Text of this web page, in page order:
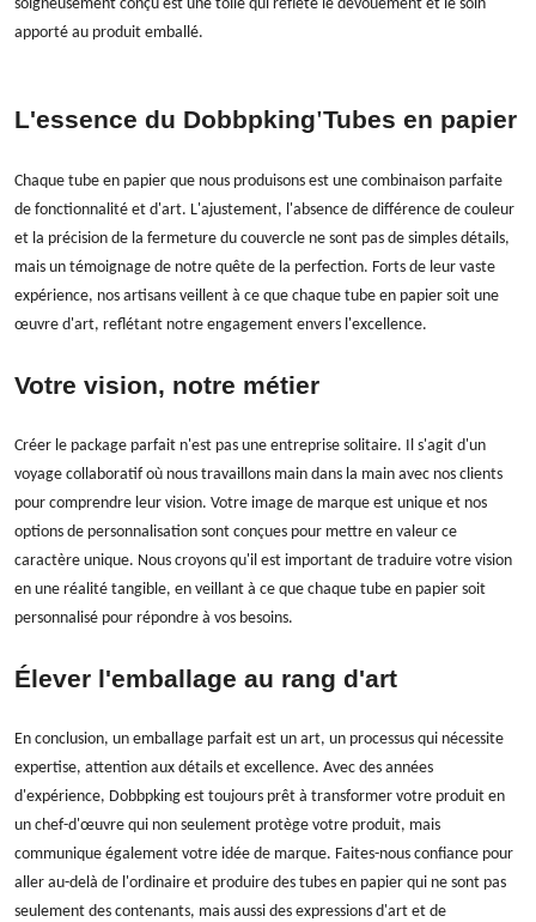
soigneusement conçu est une toile qui reflète le dévouement et le soin
apporté au produit emballé.
L'essence du Dobbpking'Tubes en papier
Chaque tube en papier que nous produisons est une combinaison parfaite
de fonctionnalité et d'art. L'ajustement, l'absence de différence de couleur
et la précision de la fermeture du couvercle ne sont pas de simples détails,
mais un témoignage de notre quête de la perfection. Forts de leur vaste
expérience, nos artisans veillent à ce que chaque tube en papier soit une
œuvre d'art, reflétant notre engagement envers l'excellence.
Votre vision, notre métier
Créer le package parfait n'est pas une entreprise solitaire. Il s'agit d'un
voyage collaboratif où nous travaillons main dans la main avec nos clients
pour comprendre leur vision. Votre image de marque est unique et nos
options de personnalisation sont conçues pour mettre en valeur ce
caractère unique. Nous croyons qu'il est important de traduire votre vision
en une réalité tangible, en veillant à ce que chaque tube en papier soit
personnalisé pour répondre à vos besoins.
Élever l'emballage au rang d'art
En conclusion, un emballage parfait est un art, un processus qui nécessite
expertise, attention aux détails et excellence. Avec des années
d'expérience, Dobbpking est toujours prêt à transformer votre produit en
un chef-d'œuvre qui non seulement protège votre produit, mais
communique également votre idée de marque. Faites-nous confiance pour
aller au-delà de l'ordinaire et produire des tubes en papier qui ne sont pas
seulement des contenants, mais aussi des expressions d'art et de